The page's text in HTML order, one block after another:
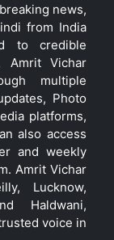
news,
from India
to credible
Amrit Vichar
multiple
Photo
platforms,
also access
and weekly
Amrit Vichar
Lucknow,
Haldwani,
voice in